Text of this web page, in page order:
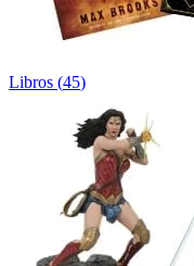
Libros (45)